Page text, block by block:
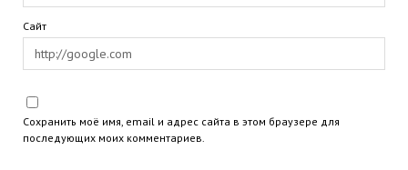
Сайт
Сохранить моё имя, email и адрес сайта в этом браузере для
последующих моих комментариев.